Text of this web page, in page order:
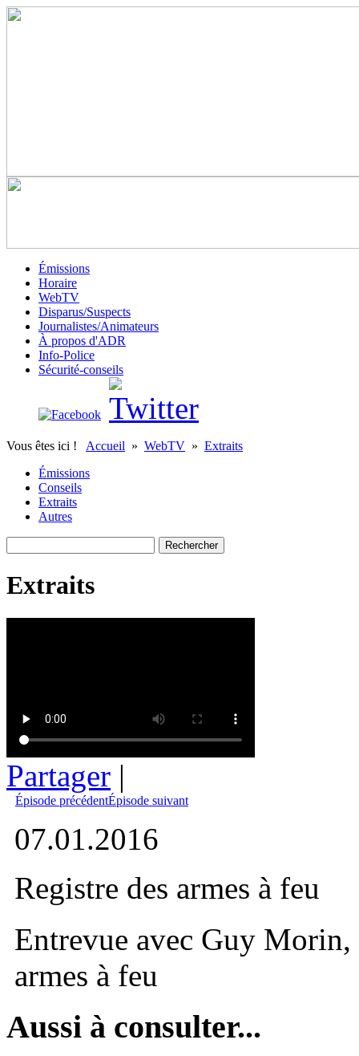
Émissions
Horaire
WebTV
Disparus/Suspects
Journalistes/Animateurs
À propos d'ADR
Info-Police
Sécurité-conseils
Vous êtes ici ! Accueil » WebTV » Extraits
Émissions
Conseils
Extraits
Autres
Extraits
Partager |
Épisode précédentÉpisode suivant
07.01.2016
Registre des armes à feu
Entrevue avec Guy
armes à feu
Aussi à consulter...